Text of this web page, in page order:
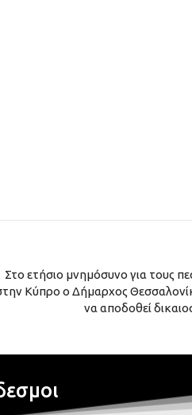
Στο ετήσιο μνημόσυνο για τους
Κύπρο ο Δήμαρχος
να αποδοθεί